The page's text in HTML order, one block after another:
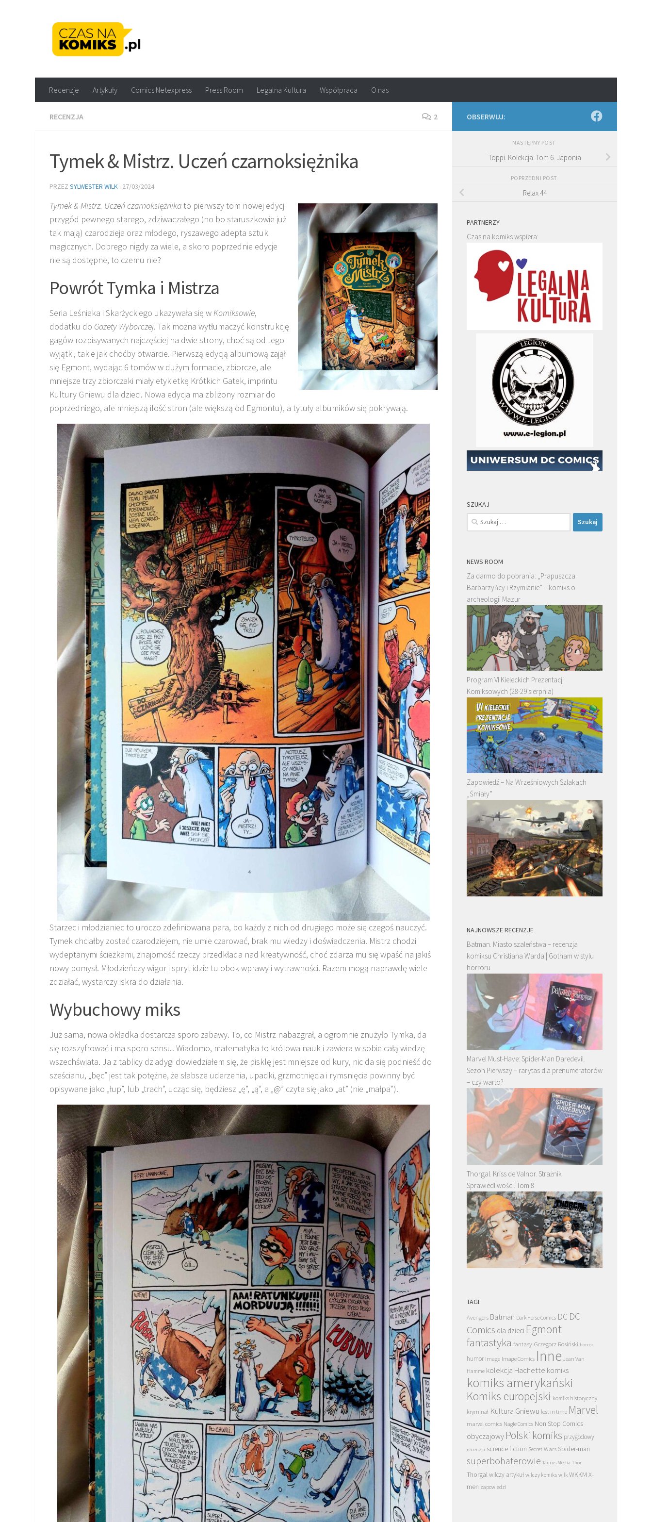
Recenzje Artykuły Comics Netexpress Press Room Legalna Kultura Współpraca O nas
RECENZJA 2
Tymek & Mistrz. Uczeń czarnoksiężnika
PRZEZ SYLWESTER WILK · 27/03/2024
Tymek & Mistrz. Uczeń czarnoksiężnikato pierwszy tom nowej edycji
przygód pewnego starego, zdziwaczałego (no bo staruszkowie już
tak mają) czarodzieja oraz młodego, ryszawego adepta sztuk
magicznych. Dobrego nigdy za wiele, a skoro poprzednie edycje
nie są dostępne, to czemu nie?
Powrót Tymka i Mistrza
Seria Leśniaka i Skarżyckiego ukazywała się wKomiksowie,
dodatku do Gazety Wyborczej. Tak można wytłumaczyć konstrukcję
gagów rozpisywanych najczęściej na dwie strony, choć są od tego
wyjątki, takie jak choćby otwarcie. Pierwszą edycją albumową zajął
się Egmont, wydając 6 tomów w dużym formacie, zbiorcze, ale
mniejsze trzy zbiorczaki miały etykietkę Krótkich Gatek, imprintu
Kultury Gniewu dla dzieci. Nowa edycja ma zbliżony rozmiar do
poprzedniego, ale mniejszą ilość stron (ale większą od Egmontu), a tytuły albumików się pokrywają.
Starzec i młodzieniec to uroczo zdefiniowana para, bo każdy z nich od drugiego może się czegoś nauczyć.
Tymek chciałby zostać czarodziejem, nie umie czarować, brak mu wiedzy i doświadczenia. Mistrz chodzi
wydeptanymi ścieżkami, znajomość rzeczy przedkłada nad kreatywność, choć zdarza mu się wpaść na jakiś
nowy pomysł. Młodzieńczy wigor i spryt idzie tu obok wprawy i wytrawności. Razem mogą naprawdę wiele
zdziałać, wystarczy iskra do działania.
Wybuchowy miks
Już sama, nowa okładka dostarcza sporo zabawy. To, co Mistrz nabazgrał, a ogromnie znużyło Tymka, da
się rozszyfrować i ma sporo sensu. Wiadomo, matematyka to królowa nauk i zawiera w sobie całą wiedzę
wszechświata. Ja z tablicy dziadygi dowiedziałem się, że pisklę jest mniejsze od kury, nic da się podnieść do
sześcianu, „bęc” jest tak potężne, że słabsze uderzenia, upadki, grzmotnięcia i rymsnięcia powinny być
opisywane jako „łup”, lub „trach”, ucząc się, będziesz „ę”, „ą”, a „@” czyta się jako „at” (nie „małpa”).
OBSERWUJ:
NASTĘPNY POST
Toppi. Kolekcja. Tom 6. Japonia
POPRZEDNI POST
Relax 44
PARTNERZY
Czas na komiks wspiera:
SZUKAJ
Szukaj:
NEWS ROOM
Za darmo do pobrania: „Prapuszcza.
Barbarzyńcy i Rzymianie” – komiks o
archeologii Mazur
Program VI Kieleckich Prezentacji
Komiksowych (28-29 sierpnia)
Zapowiedź – Na Wrześniowych Szlakach
„Śmiały”
NAJNOWSZE RECENZJE
Batman. Miasto szaleństwa – recenzja
komiksu Christiana Warda | Gotham w stylu
horroru
Marvel Must-Have: Spider-Man Daredevil.
Sezon Pierwszy – rarytas dla prenumeratorów
– czy warto?
Thorgal. Kriss de Valnor. Strażnik
Sprawiedliwości. Tom 8
TAGI:
Avengers Batman Dark Horse Comics DC DC
Comics dla dzieci Egmont
fantastyka fantasy Grzegorz Rosiński horror
humor Image Image Comics Inne Jean Van
Hamme kolekcja Hachette komiks
komiks amerykański
Komiks europejski komiks historyczny
kryminał Kultura Gniewu lost in time Marvel
marvel comics Nagle Comics Non Stop Comics
obyczajowy Polski komiks przygodowy
recenzja science fiction Secret Wars Spider-man
superbohaterowie Taurus Media Thor
Thorgalwilczy artykuł wilczy komiks wilk WKKM X-
men zapowiedzi